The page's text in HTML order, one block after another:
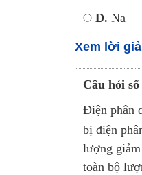
D. Na
Xem lời
Câu hỏi số
Điện phân
bị điện
lượng
toàn bộ